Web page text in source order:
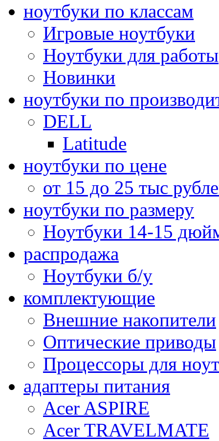
ноутбуки по классам
Игровые ноутбуки
Ноутбуки для работы
Новинки
ноутбуки по
DELL
Latitude
ноутбуки по цене
от 15 до 25 тыс
ноутбуки по размеру
Ноутбуки 14-15
распродажа
Ноутбуки б/у
комплектующие
Внешние накопители
Оптические приводы
Процессоры для
адаптеры питания
Acer ASPIRE
Acer TRAVELMATE